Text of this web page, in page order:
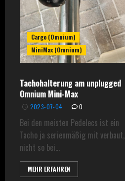
Cargo (Omnium)
MiniMax (Omnium)
Tachohalterung am unplugged
Omnium Mini-Max
2023-07-04 0
Bei den meisten Pedelecs ist ein
Tacho ja serienmäßig mit verbaut,
nicht so bei...
MEHR ERFAHREN